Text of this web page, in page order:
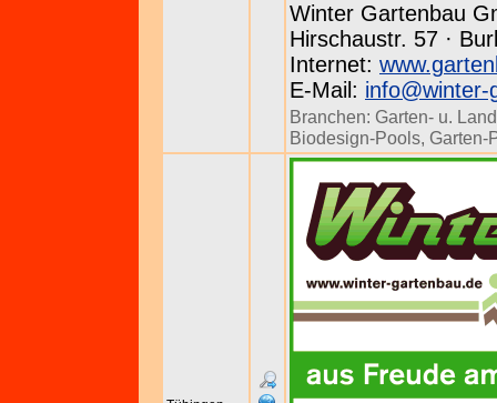
Winter Gartenbau
Hirschaustr. 57 ·
Internet:
E-Mail:
Branchen: Garten- u.
Biodesign-Pools, Garten-